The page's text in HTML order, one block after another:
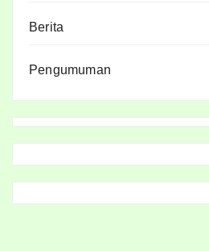
Berita
Pengumuman